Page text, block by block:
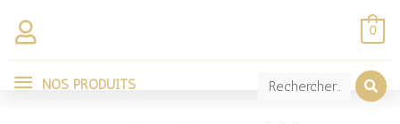
contenu
NOS
NOS PRODUITS
0